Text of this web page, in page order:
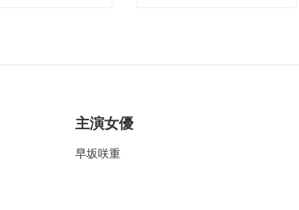
主演女優
早坂咲重